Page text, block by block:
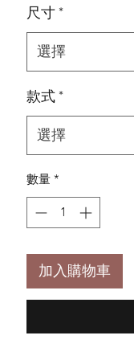
尺寸*
選擇
款式*
選擇
數量 *
加入購物車